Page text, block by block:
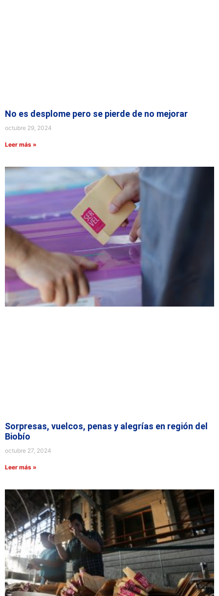
No es desplome pero se pierde de no mejorar
octubre 29, 2024
Leer más »
Sorpresas, vuelcos, penas y alegrías en región del
Biobío
octubre 27, 2024
Leer más »